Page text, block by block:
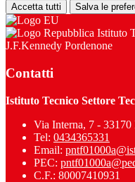
Accetta tutti Salva le
Istituto
J.F.Kennedy Pordenone
Contatti
Istituto Tecnico Settore
Via Interna, 7 - 33170
Tel: 0434365331
Email:
PEC:
C.F.: 80007410931